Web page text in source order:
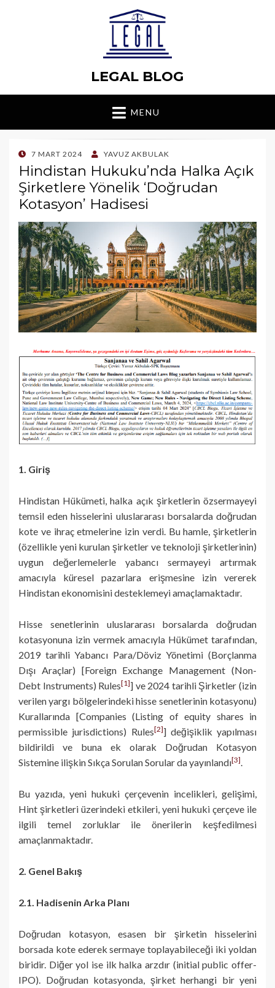
LEGAL BLOG
MENU
POSTED
ON
7 MART 2024 YAVUZ AKBULAK
Hindistan Hukuku’nda Halka Açık
Şirketlere Yönelik ‘Doğrudan
Kotasyon’ Hadisesi
1. Giriş
Hindistan Hükümeti, halka açık şirketlerin özsermayeyi
temsil eden hisselerini uluslararası borsalarda doğrudan
kote ve ihraç etmelerine izin verdi. Bu hamle, şirketlerin
(özellikle yeni kurulan şirketler ve teknoloji şirketlerinin)
uygun değerlemelerle yabancı sermayeyi artırmak
amacıyla küresel pazarlara erişmesine izin vererek
Hindistan ekonomisini desteklemeyi amaçlamaktadır.
Hisse senetlerinin uluslararası borsalarda doğrudan
kotasyonuna izin vermek amacıyla Hükümet tarafından,
2019 tarihli Yabancı Para/Döviz Yönetimi (Borçlanma
Dışı Araçlar) [Foreign Exchange Management (Non-
Debt Instruments) Rules[1]] ve 2024 tarihli Şirketler (izin
verilen yargı bölgelerindeki hisse senetlerinin kotasyonu)
Kurallarında [Companies (Listing of equity shares in
permissible jurisdictions) Rules[2]] değişiklik yapılması
bildirildi ve buna ek olarak Doğrudan Kotasyon
Sistemine ilişkin Sıkça Sorulan Sorular da yayınlandı[3].
Bu yazıda, yeni hukuki çerçevenin incelikleri, gelişimi,
Hint şirketleri üzerindeki etkileri, yeni hukuki çerçeve ile
ilgili temel zorluklar ile önerilerin keşfedilmesi
amaçlanmaktadır.
2. Genel Bakış
2.1. Hadisenin Arka Planı
Doğrudan kotasyon, esasen bir şirketin hisselerini
borsada kote ederek sermaye toplayabileceği iki yoldan
biridir. Diğer yol ise ilk halka arzdır (initial public offer-
IPO). Doğrudan kotasyonda, şirket herhangi bir yeni